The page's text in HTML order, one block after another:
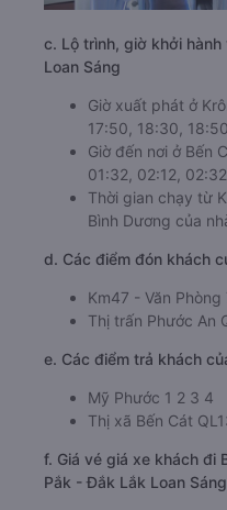
c. Lộ trình, giờ khởi
Loan Sáng
Giờ xuất phát ở
17:50, 18:30,
Giờ đến nơi ở Bến
01:32, 02:12,
Thời gian chạy từ
Bình Dương của
d. Các điểm đón khách
Km47 - Văn Phòng
Thị trấn Phước An
e. Các điểm trả khách
Mỹ Phước 1 2 3 4
Thị xã Bến Cát
f. Giá vé giá xe khách đi
Pắk - Đắk Lắk Loan Sáng